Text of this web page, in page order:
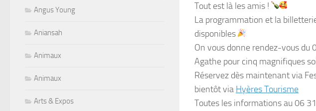
Tout est là les amis !
La programmation et la
disponibles
On vous donne rendez-vous du
Agathe pour cinq magnifiques
Réservez dès maintenant via
bientôt via Hyères Tourisme
Toutes les informations au 06
Angus Young
Aniansah
Animaux
Animaux
Arts & Expos